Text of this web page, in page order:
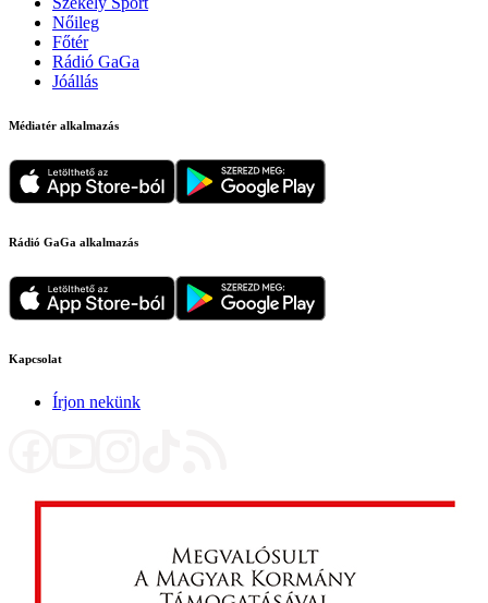
Nőileg
Főtér
Rádió GaGa
Jóállás
Médiatér alkalmazás
Rádió GaGa alkalmazás
Kapcsolat
Írjon nekünk